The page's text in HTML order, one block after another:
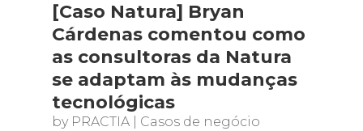
[Caso Natura] Bryan
Cárdenas comentou como
as consultoras da Natura
se adaptam às mudanças
tecnológicas
by PRACTIA| Casos de negócio